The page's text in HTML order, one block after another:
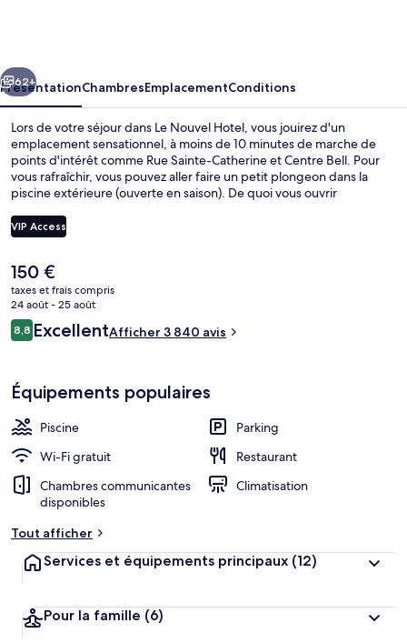
Suivant
62+
PrésentationChambresEmplacementConditions
Lors de votre séjour dans Le Nouvel Hotel, vous jouirez d'un
emplacement sensationnel, à moins de 10 minutes de marche de
points d'intérêt comme Rue Sainte-Catherine et Centre Bell. Pour
vous rafraîchir, vous pouvez aller faire un petit plongeon dans la
piscine extérieure (ouverte en saison). De quoi vous ouvrir
Novella, qui vous sert le petit déjeuner, le déjeuner et le dîner. Cet
hébergement abrite un bar / salon et une salle de fitness, tandis
et d'un réfrigérateur. Les autres voyageurs apprécient
l'emplacement central pour les visites touristiques, mais aussi pour la
courte distance par rapport aux transports publics : Station de
métro Guy-Concordia se situe à 6 min à pied et Station de métro
Georges-Vanier, à 9 min de marche.
VIP Access
Le
prix
actuel
est
de
150 €
taxes et frais compris
24 août - 25 août
Avis
voyageurs
8,88,8 sur 10
ExcellentAfficher 3 840 avis
Équipements populaires
Piscine
Parking
Wi-Fi gratuit
Restaurant
Chambres communicantes
disponibles
Climatisation
Tout afficher
Services et équipements principaux (12)
Pour la famille (6)